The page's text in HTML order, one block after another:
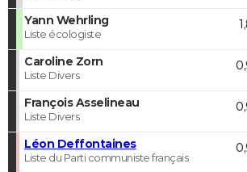
Yann Wehrling
Liste écologiste
Caroline Zorn
Liste Divers
François Asselineau
Liste Divers
Léon Deffontaines
Liste du Parti communiste français